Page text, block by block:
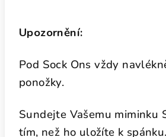
Upozornění:
Pod Sock Ons vždy
ponožky.
Sundejte Vašemu miminku
tím, než ho uložíte k spánku.